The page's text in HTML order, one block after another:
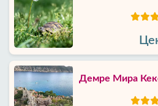
Демре Мира